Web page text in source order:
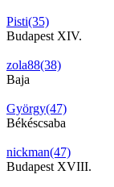
Pisti(35)
Budapest XIV.
zola88(38)
Baja
György(47)
Békéscsaba
nickman(47)
Budapest XVIII.